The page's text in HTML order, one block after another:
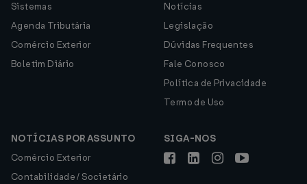
Sistemas
Agenda Tributária
Comércio Exterior
Boletim Diário
Notícias
Legislação
Dúvidas Frequentes
Fale Conosco
Política de Privacidade
Termo de Uso
NOTÍCIAS POR ASSUNTO
Comércio Exterior
Contabilidade / Societário
SIGA-NOS